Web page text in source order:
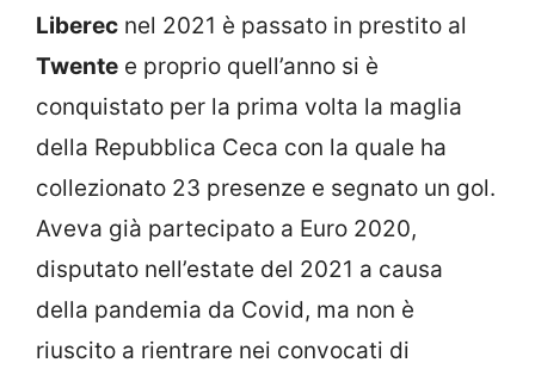
Liberec nel 2021 è passato in prestito al
Twente e proprio quell’anno si è
conquistato per la prima volta la maglia
della Repubblica Ceca con la quale ha
collezionato 23 presenze e segnato un gol.
Aveva già partecipato a Euro 2020,
disputato nell’estate del 2021 a causa
della pandemia da Covid, ma non è
riuscito a rientrare nei convocati di